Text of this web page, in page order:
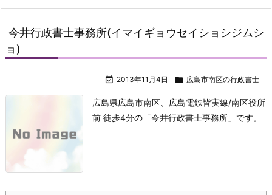
今井行政書士事務所(イマイギョウセイショシジムシ
ョ)
 2013年11月4日  広島市南区の行政書士
広島県広島市南区、広島電鉄皆実線/南区役所
前 徒歩4分の「今井行政書士事務所」です。